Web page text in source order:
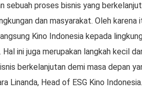
sebuah proses bisnis yang
dan masyarakat. Oleh
Kino Indonesia kepada
Hal ini juga merupakan langkah kecil
berkelanjutan demi masa depan
Linanda, Head of ESG Kino Indonesia.